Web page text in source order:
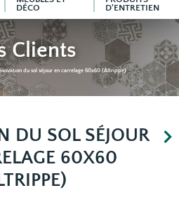
DÉCO
D'ENTRETIEN
Clients
du sol séjour en carrelage 60x60 (Altrippe)
DU SOL SÉJOUR
60X60